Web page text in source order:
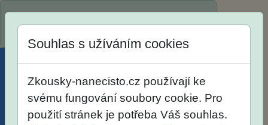
Souhlas s užíváním cookies
Zkousky-nanecisto.cz používají ke
svému fungování soubory cookie. Pro
použití stránek je potřeba Váš souhlas.